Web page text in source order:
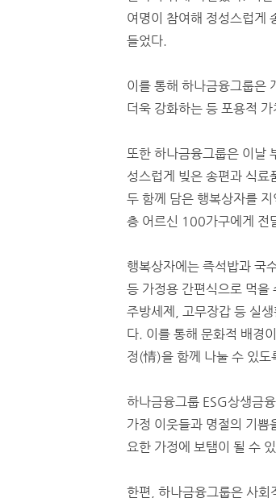
여명이 참여해 정성스럽게
들었다.
이를 통해 하나금융그룹은
더욱 강화하는 등 포용적
또한 하나금융그룹은 이날
성스럽게 빚은 송편과 식
두 함께 담은 행복상자를
층 어르신 100가구에게 전
행복상자에는 즉석밥과 국
등 가정용 간편식으로 먹을
주방세제, 고무장갑 등 실
다. 이를 통해 문화적 배경
정(情)을 함께 나눌 수 있도
하나금융그룹 ESG상생금
가정 이웃들과 명절의 기쁨
요한 가정에 보탬이 될 수
한편, 하나금융그룹은 사회